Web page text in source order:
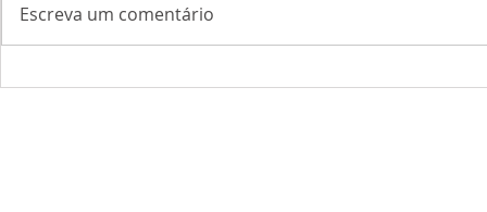
Escreva um comentário